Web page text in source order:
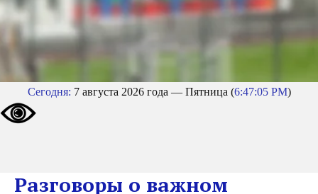
Сегодня: 7 августа 2026 года — Пятница (6:47:05 PM)
Разговоры о важном